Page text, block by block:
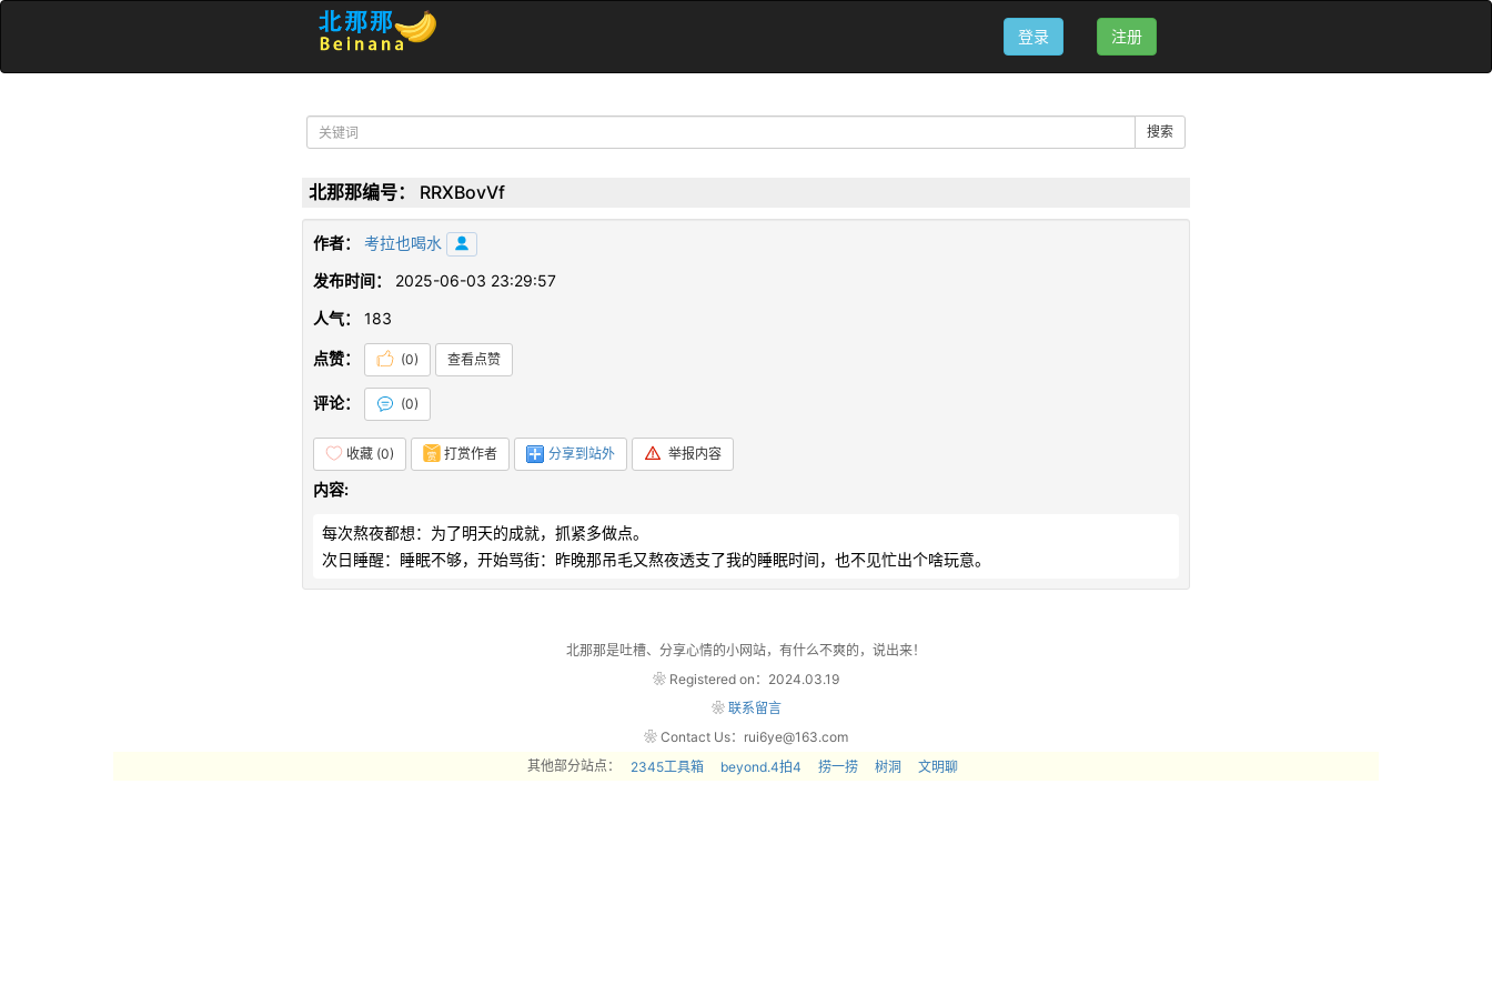
登录 注册
搜索
北那那编号： RRXBovVf
作者： 考拉也喝水
发布时间：
2025-06-03 23:29:57
人气：
183
点赞： (0) 查看点赞
评论： (0)
收藏 (0) 打赏作者 分享到站外 举报内容
内容:
每次熬夜都想：为了明天的成就，抓紧多做点。
次日睡醒：睡眠不够，开始骂街：昨晚那吊毛又熬夜透支了我的睡眠时间，也不见忙出个啥玩意。
北那那是吐槽、分享心情的小网站，有什么不爽的，说出来！
❀ Registered on：2024.03.19
❀ 联系留言
❀ Contact Us：rui6ye@163.com
其他部分站点：
2345工具箱 beyond.4拍4 捞一捞 树洞 文明聊